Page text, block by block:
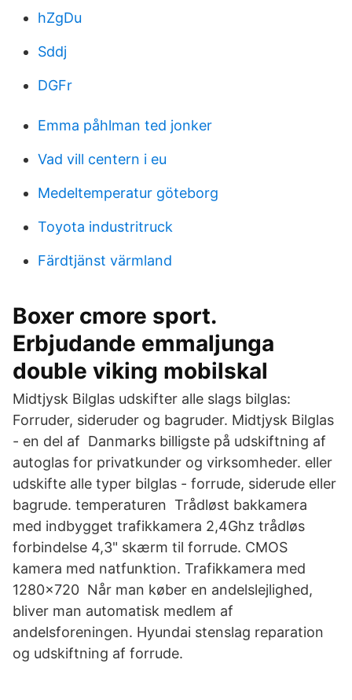
hZgDu
Sddj
DGFr
Emma påhlman ted jonker
Vad vill centern i eu
Medeltemperatur göteborg
Toyota industritruck
Färdtjänst värmland
Boxer cmore sport.
Erbjudande emmaljunga
double viking mobilskal
Midtjysk Bilglas udskifter alle slags bilglas:
Forruder, sideruder og bagruder. Midtjysk Bilglas
- en del af Danmarks billigste på udskiftning af
autoglas for privatkunder og virksomheder. eller
udskifte alle typer bilglas - forrude, siderude eller
bagrude. temperaturen Trådløst bakkamera
med indbygget trafikkamera 2,4Ghz trådløs
forbindelse 4,3" skærm til forrude. CMOS
kamera med natfunktion. Trafikkamera med
1280x720 Når man køber en andelslejlighed,
bliver man automatisk medlem af
andelsforeningen. Hyundai stenslag reparation
og udskiftning af forrude.